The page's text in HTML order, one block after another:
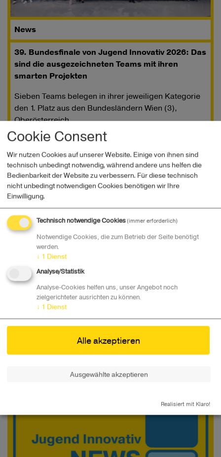
News
39. Bundesfinale von Jugend Innovativ 2026: Das
sind die ausgezeichneten Teams mit ihren
smarten Projekten
Sieben Teams belegen in ihrer jeweiligen Kategorie
den 1. Platz aus den Bundesländern Wien (3),
Oberösterreich
Award Show & Gallery 2026 - 29. Mai 2026
Die Jugend Innovativ Award Show & Open Day im
Rahmen des 39. Bundes-Finales.
Cookie Consent
Wir nutzen Cookies auf unserer Website. Einige von ihnen sind
technisch unbedingt notwendig, während andere uns helfen die
Bedienbarkeit der Website zu verbessern. Für diese technisch
nicht unbedingt notwendigen Cookies benötigen wir Ihre
Einwilligung.
Technisch notwendige Cookies(immer erforderlich)
Notwendige Cookies, die zum Betrieb der Seite benötigt
werden.
↓ 1 Dienst
Analyse/Statistik
Analyse-Cookies helfen uns, unser Angebot noch
zielgerichteter ausrichten zu können.
↓ 1 Dienst
Ausgewählte akzeptieren
Alle akzeptieren
Realisiert mit Klaro!